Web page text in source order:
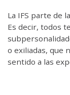
La IFS parte de
Es decir, todos
o exiliadas, que
sentido a las